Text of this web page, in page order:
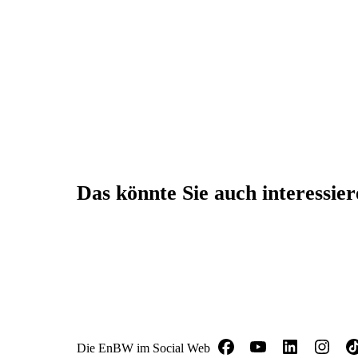
Das könnte Sie auch
Die EnBW im Social Web